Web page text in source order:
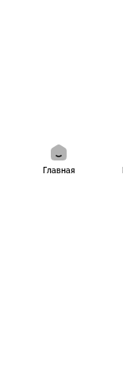
Главная